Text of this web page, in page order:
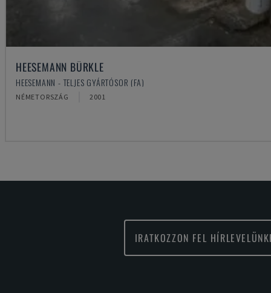
HEESEMANN BÜRKLE
HEESEMANN - TELJES GYÁRTÓSOR (FA)
NÉMETORSZÁG 2001
IRATKOZZON FEL